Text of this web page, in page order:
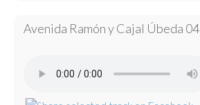
Avenida Ramón y Cajal Úbeda 04